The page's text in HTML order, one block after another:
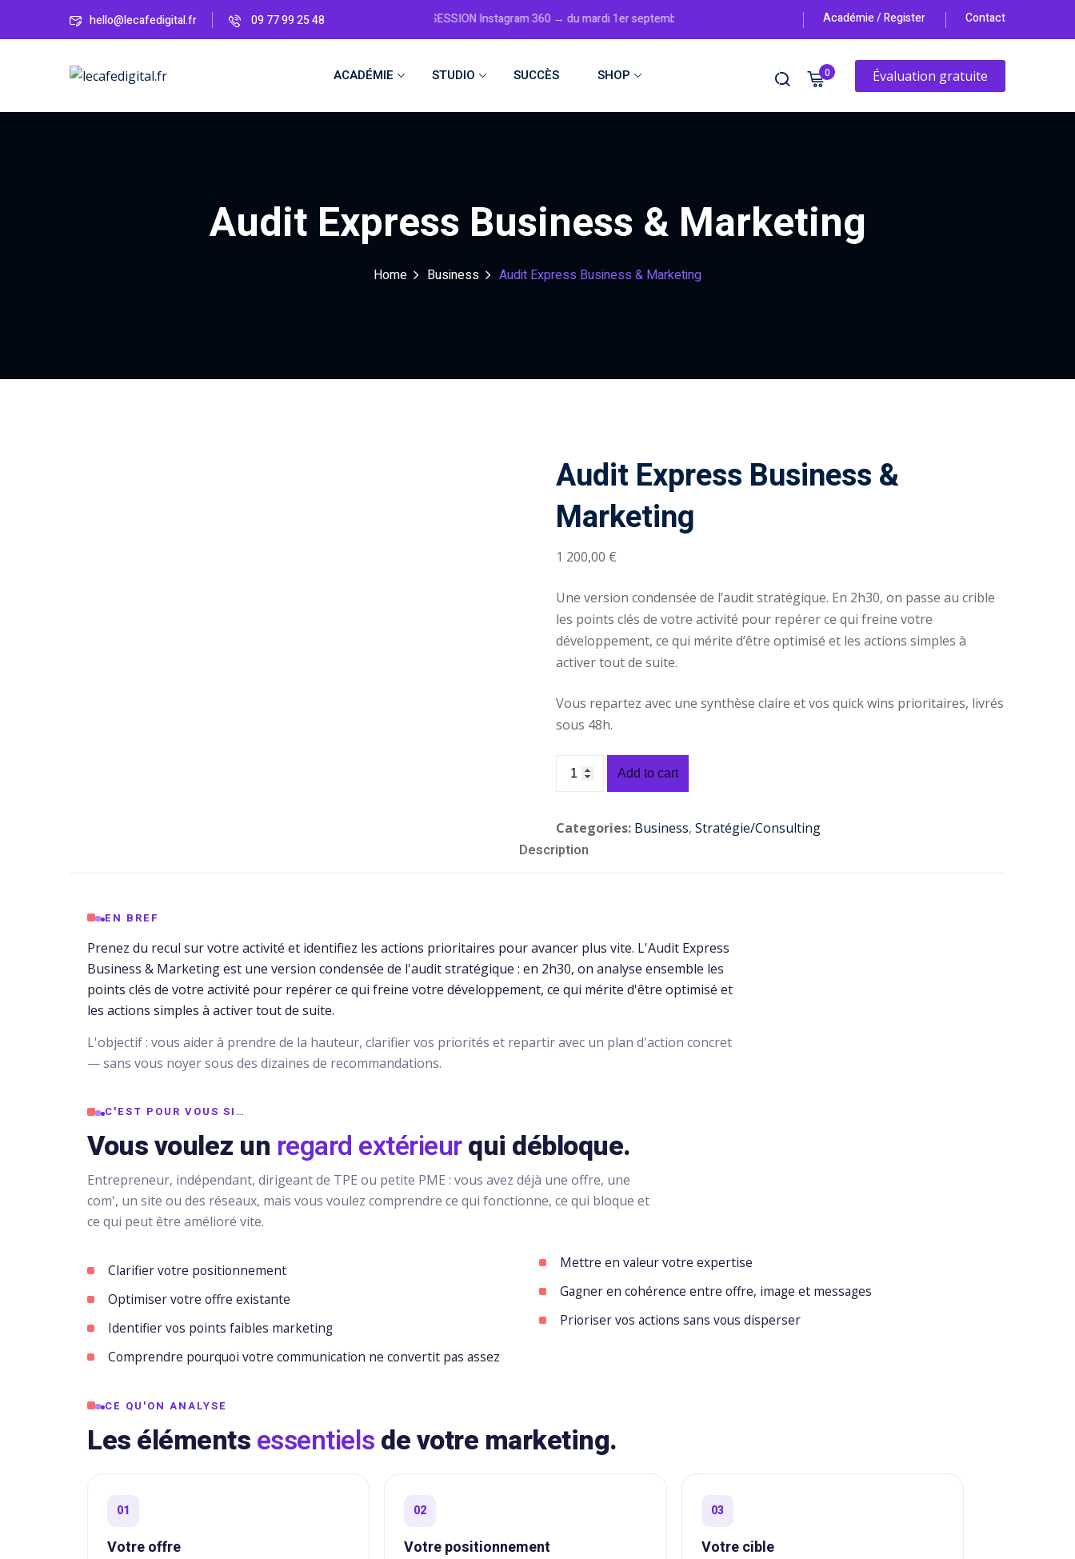
hello@lecafedigital.fr 09 77 99 25 48 NOUVELLE SESSION Instagram 360 → du mardi 1er septembre au 29 décembre 2026. NOUVEAU → Atelier stratégique individuel 2H - "Valeur
Académie / Register Contact
ACADÉMIE STUDIO SUCCÈS SHOP 0 Évaluation gratuite
Audit Express Business & Marketing
Home Business Audit Express Business & Marketing
Audit Express Business &
Marketing
1 200,00 €
Une version condensée de l’audit stratégique. En 2h30, on passe au crible
les points clés de votre activité pour repérer ce qui freine votre
développement, ce qui mérite d’être optimisé et les actions simples à
activer tout de suite.
Vous repartez avec une synthèse claire et vos quick wins prioritaires, livrés
sous 48h.
Add to cart
Categories: Business,Stratégie/Consulting
Description
EN BREF
Prenez du recul sur votre activité et identifiez les actions prioritaires pour avancer plus vite. L'Audit Express
Business & Marketing est une version condensée de l'audit stratégique : en 2h30, on analyse ensemble les
points clés de votre activité pour repérer ce qui freine votre développement, ce qui mérite d'être optimisé et
les actions simples à activer tout de suite.
L'objectif : vous aider à prendre de la hauteur, clarifier vos priorités et repartir avec un plan d'action concret
— sans vous noyer sous des dizaines de recommandations.
C'EST POUR VOUS SI…
Vous voulez un regard extérieurqui débloque.
Entrepreneur, indépendant, dirigeant de TPE ou petite PME : vous avez déjà une offre, une
com', un site ou des réseaux, mais vous voulez comprendre ce qui fonctionne, ce qui bloque et
ce qui peut être amélioré vite.
Clarifier votre positionnement
Optimiser votre offre existante
Identifier vos points faibles marketing
Comprendre pourquoi votre communication ne convertit pas assez
Mettre en valeur votre expertise
Gagner en cohérence entre offre, image et messages
Prioriser vos actions sans vous disperser
CE QU'ON ANALYSE
Les élémentsessentielsde votre marketing.
01
Votre offre
02
Votre positionnement
03
Votre cible